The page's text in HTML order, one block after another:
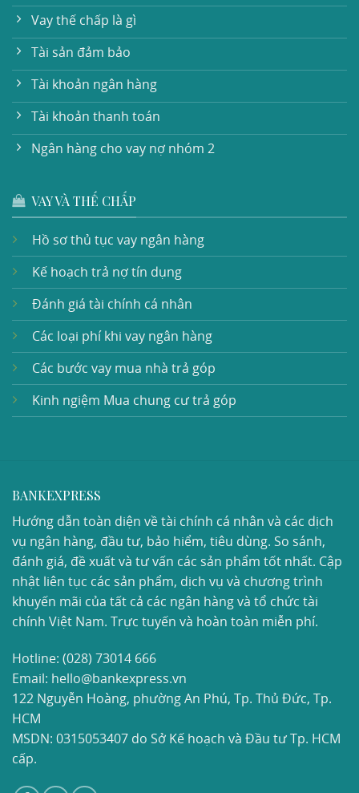
Vay thế chấp là gì
Tài sản đảm bảo
Tài khoản ngân hàng
Tài khoản thanh toán
Ngân hàng cho vay nợ nhóm 2
VAY VÀ THẾ CHẤP
Hồ sơ thủ tục vay ngân hàng
Kế hoạch trả nợ tín dụng
Đánh giá tài chính cá nhân
Các loại phí khi vay ngân hàng
Các bước vay mua nhà trả góp
Kinh ngiệm Mua chung cư trả góp
BANKEXPRESS
Hướng dẫn toàn diện về tài chính cá nhân và các dịch
vụ ngân hàng, đầu tư, bảo hiểm, tiêu dùng. So sánh,
đánh giá, đề xuất và tư vấn các sản phẩm tốt nhất. Cập
nhật liên tục các sản phẩm, dịch vụ và chương trình
khuyến mãi của tất cả các ngân hàng và tổ chức tài
chính Việt Nam. Trực tuyến và hoàn toàn miễn phí.
Hotline: (028) 73014 666
Email: hello@bankexpress.vn
122 Nguyễn Hoàng, phường An Phú, Tp. Thủ Đức, Tp.
HCM
MSDN: 0315053407 do Sở Kế hoạch và Đầu tư Tp. HCM
cấp.